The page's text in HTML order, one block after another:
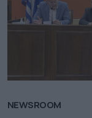
NEWSROOM